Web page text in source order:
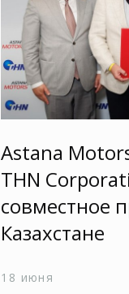
Astana
THN
совместное
Казахстане
18 июня